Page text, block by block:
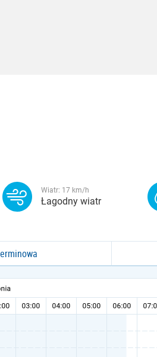
Wiatr: 17 km/h
Łagodny wiatr